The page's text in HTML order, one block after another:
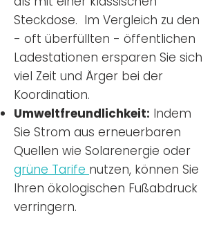
Steckdose. Im Vergleich zu den
- oft überfüllten - öffentlichen
Ladestationen ersparen Sie sich
viel Zeit und Ärger bei der
Koordination.
Umweltfreundlichkeit: Indem
Sie Strom aus erneuerbaren
Quellen wie Solarenergie oder
grüne Tarife nutzen, können Sie
Ihren ökologischen Fußabdruck
verringern.